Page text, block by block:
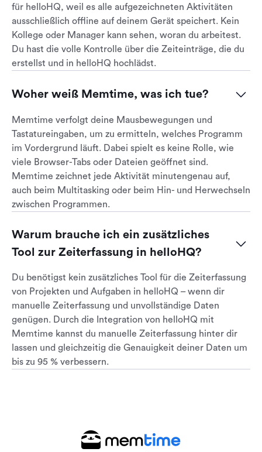
für helloHQ, weil es alle aufgezeichneten Aktivitäten
ausschließlich offline auf deinem Gerät speichert. Kein
Kollege oder Manager kann sehen, woran du arbeitest.
Du hast die volle Kontrolle über die Zeiteinträge, die du
erstellst und in helloHQ hochlädst.
Woher weiß Memtime, was ich tue?
Memtime verfolgt deine Mausbewegungen und
Tastatureingaben, um zu ermitteln, welches Programm
im Vordergrund läuft. Dabei spielt es keine Rolle, wie
viele Browser-Tabs oder Dateien geöffnet sind.
Memtime zeichnet jede Aktivität minutengenau auf,
auch beim Multitasking oder beim Hin- und Herwechseln
zwischen Programmen.
Warum brauche ich ein zusätzliches
Tool zur Zeiterfassung in helloHQ?
Du benötigst kein zusätzliches Tool für die Zeiterfassung
von Projekten und Aufgaben in helloHQ – wenn dir
manuelle Zeiterfassung und unvollständige Daten
genügen. Durch die Integration von helloHQ mit
Memtime kannst du manuelle Zeiterfassung hinter dir
lassen und gleichzeitig die Genauigkeit deiner Daten um
bis zu 95 % verbessern.